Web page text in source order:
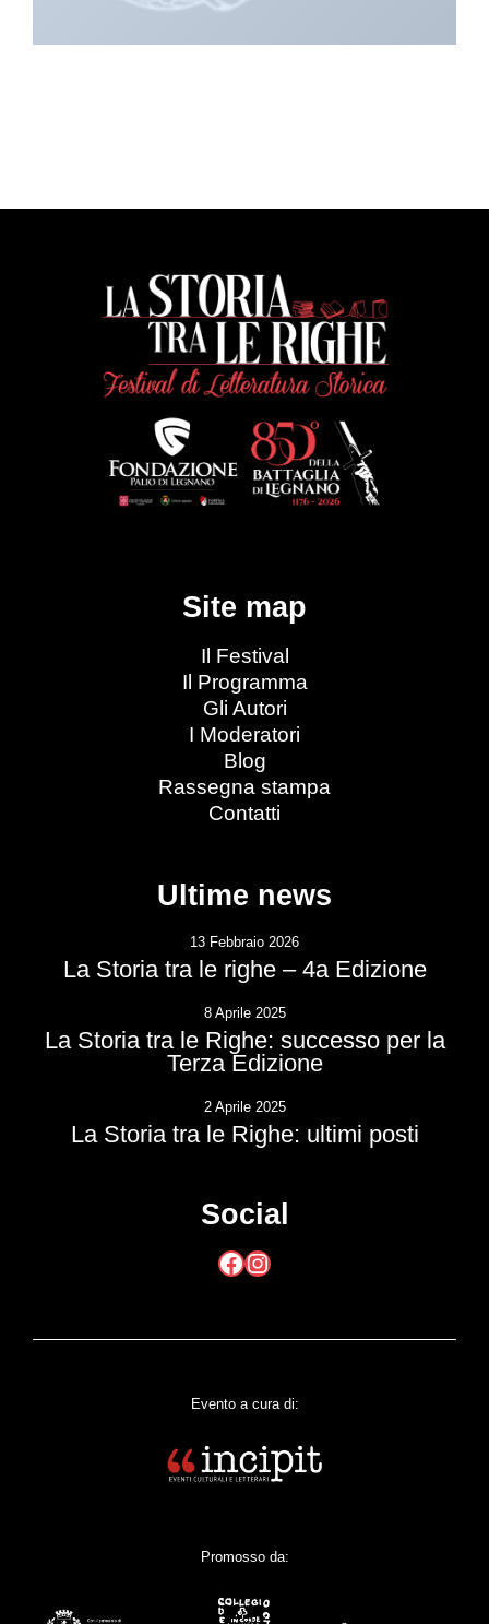
Site map
Il Festival
Il Programma
Gli Autori
I Moderatori
Blog
Rassegna stampa
Contatti
Ultime news
13 Febbraio 2026
La Storia tra le righe – 4a Edizione
8 Aprile 2025
La Storia tra le Righe: successo per la
Terza Edizione
2 Aprile 2025
La Storia tra le Righe: ultimi posti
Social
Facebook Instagram
Evento a cura di:
Promosso da: